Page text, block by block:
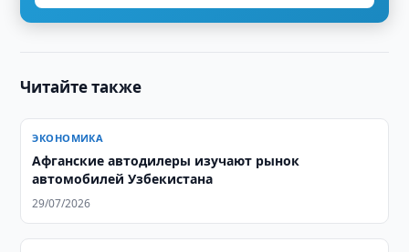
Читайте также
ЭКОНОМИКА
Афганские автодилеры изучают рынок
автомобилей Узбекистана
29/07/2026